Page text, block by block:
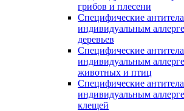
грибов и плесени
Специфические
индивидуальным
деревьев
Специфические
индивидуальным
животных и птиц
Специфические
индивидуальным
клещей